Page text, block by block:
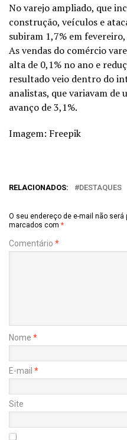
No varejo ampliado, que
construção, veículos e
subiram 1,7% em
As vendas do comércio
alta de 0,1% no ano e
resultado veio dentro do
analistas, que variavam de
avanço de 3,1%.
Imagem: Freepik
RELACIONADOS: DESTAQUES
O seu endereço de e-mail não será
marcados com *
Comentário *
Nome *
E-mail *
Site